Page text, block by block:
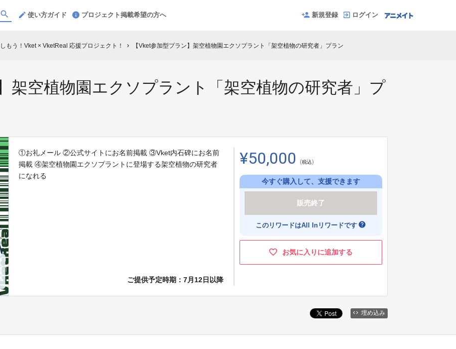
使い方ガイド プロジェクト掲載希望の方へ 新規登録 ログイン
もう！Vket × VketReal 応援プロジェクト！ chevron_right 【Vket参加型プラン】架空植物園エクソプラント「架空植物の研究者」プラン
架空植物園エクソプラント「架空植物の研究者」プ
①お礼メール ②公式サイトにお名前掲載 ③Vket内石碑にお名前
掲載 ④架空植物園エクソプラントに登場する架空植物の研究者
になれる
ご提供予定時期： 7月12日以降
¥50,000 (税込)
今すぐ購入して、支援できます
販売終了
このリワードはAll Inリワードです help
お気に入りに追加する
埋め込み